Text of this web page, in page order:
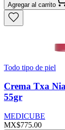
Agregar al carrito
Todo tipo de piel
Crema Txa
55gr
MEDICUBE
MX$775.00